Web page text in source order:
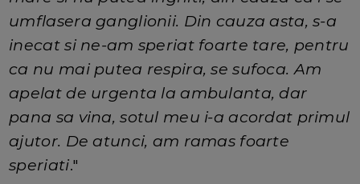
umflasera ganglionii. Din cauza asta, s-a
inecat si ne-am speriat foarte tare, pentru
ca nu mai putea respira, se sufoca. Am
apelat de urgenta la ambulanta, dar
pana sa vina, sotul meu i-a acordat primul
ajutor. De atunci, am ramas foarte
speriati."